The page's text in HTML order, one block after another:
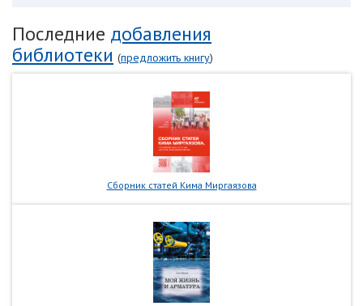
Последние добавления
библиотеки (предложить книгу)
Сборник статей Кима Миргаязова